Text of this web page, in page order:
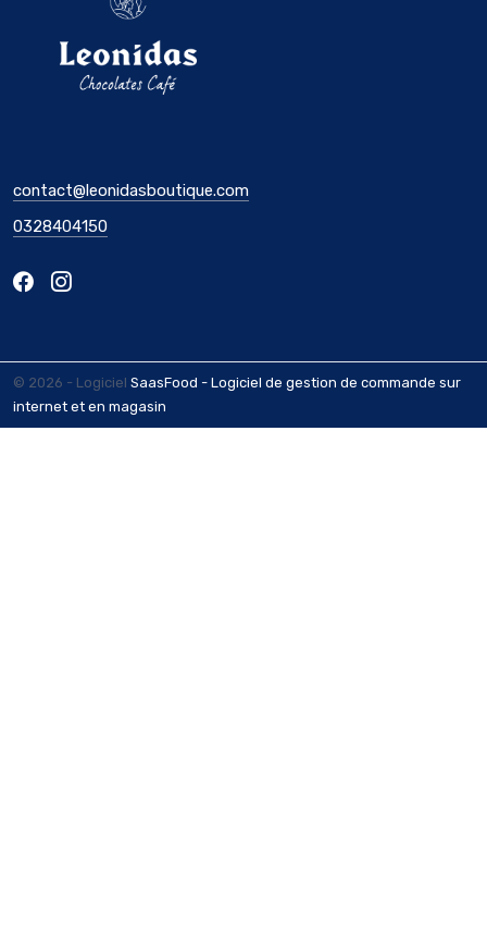
contact@leonidasboutique.com
0328404150
© 2026 - Logiciel SaasFood - Logiciel de gestion de commande sur
internet et en magasin